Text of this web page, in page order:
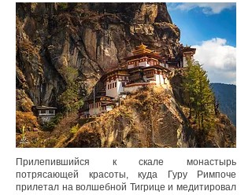
Прилепившийся к скале монастырь
потрясающей красоты, куда Гуру Римпоче
прилетал на волшебной Тигрице и медитировал